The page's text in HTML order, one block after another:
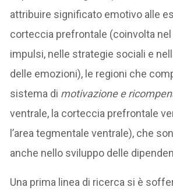
attribuire significato emotivo alle
corteccia prefrontale (coinvolta
impulsi, nelle strategie sociali e
delle emozioni), le regioni che
sistema di motivazione e
ventrale, la corteccia prefrontale
l’area tegmentale ventrale), che
anche nello sviluppo delle
Una prima linea di ricerca si è